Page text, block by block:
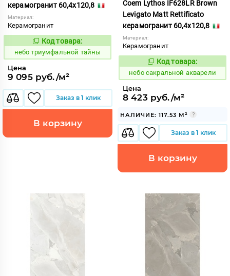
керамогранит 60,4x120,8
Материал:
Керамогранит
1122476
Код товара:
небо триумфальной тайны
Цена
9 095 руб./м²
Заказ в 1 клик
В корзину
Coem Lythos IF628LR Brown
Levigato Matt Rettificato
керамогранит 60,4x120,8
Материал:
Керамогранит
1119375
Код товара:
небо сакральной акварели
Цена
8 423 руб./м²
НАЛИЧИЕ: 117.53 М²
Заказ в 1 клик
В корзину